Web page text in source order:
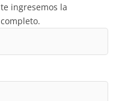
ingresemos la